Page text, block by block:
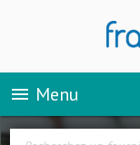
menu Menu